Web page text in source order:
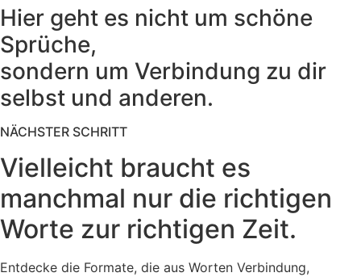
Hier geht es nicht um schöne
Sprüche,
sondern um Verbindung zu dir
selbst und anderen.
NÄCHSTER SCHRITT
Vielleicht braucht es
manchmal nur die richtigen
Worte zur richtigen Zeit.
Entdecke die Formate, die aus Worten Verbindung,